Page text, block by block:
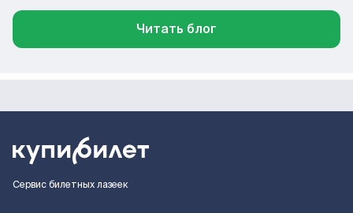
Читать блог
Сервис билетных лазеек